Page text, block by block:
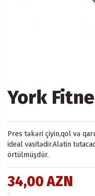
York
Pres təkəri çiyin,qol və
ideal vasitədir.Alətin
örtülmüşdür.
34,00 AZN
.